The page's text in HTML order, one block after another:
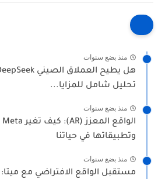
منذ بضع سنوات
تحليل شامل للمزايا...
منذ بضع سنوات
وتطبيقاتها في حياتنا
منذ بضع سنوات